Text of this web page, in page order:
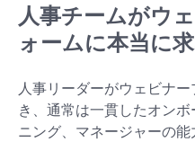
人事チームがウ
ォームに本当に
人事リーダーがウェビナ
き、通常は一貫したオン
ニング、マネージャーの